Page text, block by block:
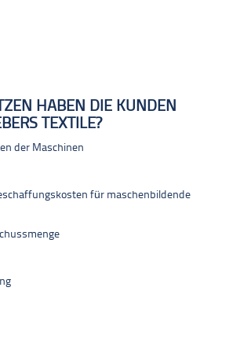
HABEN DIE KUNDEN
TEXTILE?
der Maschinen
für maschenbildende